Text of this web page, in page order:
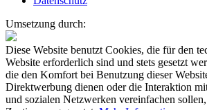
Umsetzung durch:
Diese Website benutzt Cookies, die für den
Website erforderlich sind und stets gesetzt
die den Komfort bei Benutzung dieser
Direktwerbung dienen oder die Interaktion
und sozialen Netzwerken vereinfachen